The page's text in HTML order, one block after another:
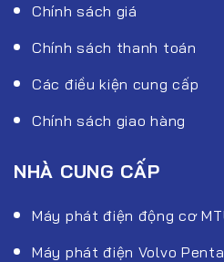
Chính sách giá
Chính sách thanh toán
Các điều kiện cung cấp
Chính sách giao hàng
NHÀ CUNG CẤP
Máy phát điện động cơ
Máy phát điện Volvo